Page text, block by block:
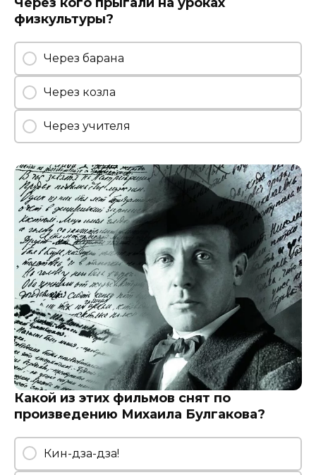
физкультуры?
Через барана
Через козла
Через учителя
Какой из этих фильмов снят по
произведению Михаила Булгакова?
Кин-дза-дза!